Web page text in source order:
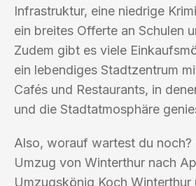
Infrastruktur, eine niedrige
ein breites Offerte an Schulen
Zudem gibt es viele
ein lebendiges Stadtzentrum
Cafés und Restaurants, in
und die Stadtatmosphäre
Also, worauf wartest du noch?
Umzug von Winterthur nach
Umzugskönig Koch